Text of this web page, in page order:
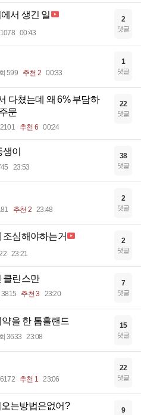
서 생긴 일
00:43
2
댓글
599 추천 2 00:33
1
댓글
다쳤는데 왜 6% 부담하
문
추천 6 00:24
22
댓글
이
23:53
38
댓글
추천 2 23:48
2
댓글
조심해야하는거
23:21
2
댓글
클린스만
3815 추천 3 23:20
7
댓글
을 한 톰홀랜드
3633 23:08
15
댓글
추천 1 23:06
22
댓글
는방법은없어? 9